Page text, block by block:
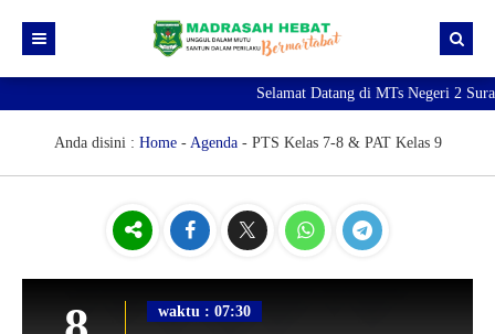
Berita
Profil Madrasah
Struktur Organisasi
Raport Digital Madrasah
Kesiswaan
Selamat Datang di MTs Negeri 2
Anda disini : Home- Agenda- PTS Kelas 7-8 & PAT Kelas 9
waktu : 07:30